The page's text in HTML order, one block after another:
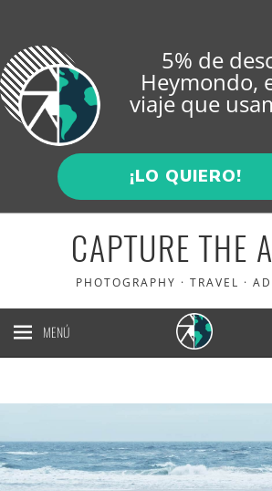
CAPTURE THE
PHOTOGRAPHY · TRAVEL ·
MENÚ
5% de
Heymondo,
viaje que
¡LO QUIERO!